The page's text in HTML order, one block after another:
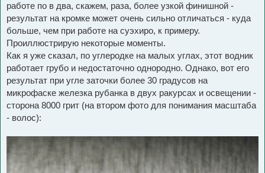
работе по в два, скажем, раза, более узкой финишной -
результат на кромке может очень сильно отличаться - куда
больше, чем при работе на суэхиро, к примеру.
Проиллюстрирую некоторые моменты.
Как я уже сказал, по углеродке на малых углах, этот водник
работает грубо и недостаточно однородно. Однако, вот его
результат при угле заточки более 30 градусов на
микрофаске железка рубанка в двух ракурсах и освещении -
сторона 8000 грит (на втором фото для понимания масштаба
- волос):